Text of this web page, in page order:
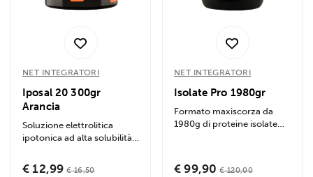
NET INTEGRATORI
Iposal 20 300gr
Arancia
Soluzione elettrolitica
ipotonica ad alta solubilità,
€ 12,99 € 16,50
NET INTEGRATORI
Isolate Pro 1980gr
Formato maxiscorza da
1980g di proteine isolate
€ 99,90 € 120,00